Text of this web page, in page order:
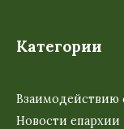
Категории
Взаимодействию
Новости епархии